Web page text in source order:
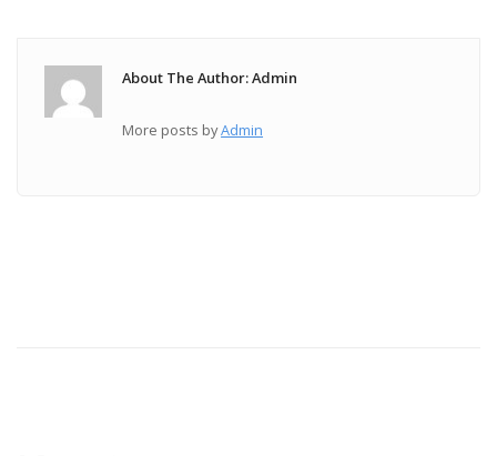
About The Author: Admin
More posts byAdmin